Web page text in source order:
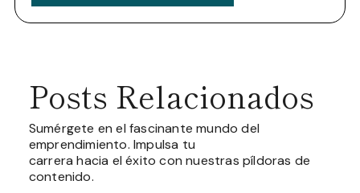
Posts Relacionados
Sumérgete en el fascinante mundo del
emprendimiento. Impulsa tu
carrera hacia el éxito con nuestras píldoras de
contenido.